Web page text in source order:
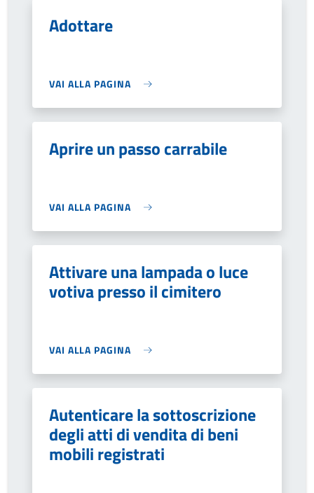
Adottare
VAI ALLA PAGINA
Aprire un passo carrabile
VAI ALLA PAGINA
Attivare una lampada o luce
votiva presso il cimitero
VAI ALLA PAGINA
Autenticare la sottoscrizione
degli atti di vendita di beni
mobili registrati